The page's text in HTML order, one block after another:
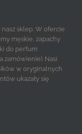
sklep. W ofercie
męskie, zapachy
do perfum
zamówienie). Nasi
w oryginalnych
ukazały się